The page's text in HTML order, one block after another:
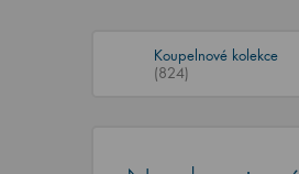
Koupelnové kolekce
(824)